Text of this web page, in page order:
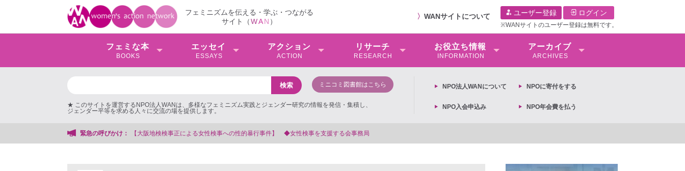
フェミニズムを伝える・学ぶ・つながる
サイト（WAN ）
〉 WANサイトについて ユーザー登録 ログイン
※WANサイトのユーザー登録は無料です。
フェミな本
BOOKS
エッセイ
ESSAYS
アクション
ACTION
リサーチ
RESEARCH
お役⽴ち情報
INFORMATION
アーカイブ
ARCHIVES
ミニコミ図書館はこちら
★ このサイトを運営するNPO法人WANは、多様なフェミニズム実践とジェンダー研究の情報を発信・集積し、
ジェンダー平等を求める人々に交流の場を提供します。
NPO法⼈WANについて NPOに寄付をする
NPO入会申込み NPO年会費を払う
緊急の呼びかけ： 【抗議文】2026年3月13日第6次男女共同参画基本計画の閣議決定への抗議文 ◆女性差別撤廃条約実現アクション 亀永能布子